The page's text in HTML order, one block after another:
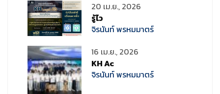
20 เม.ย., 2026
รู้ไว
จิรนันท์ พรหมมาตร์
16 เม.ย., 2026
KH Ac
จิรนันท์ พรหมมาตร์